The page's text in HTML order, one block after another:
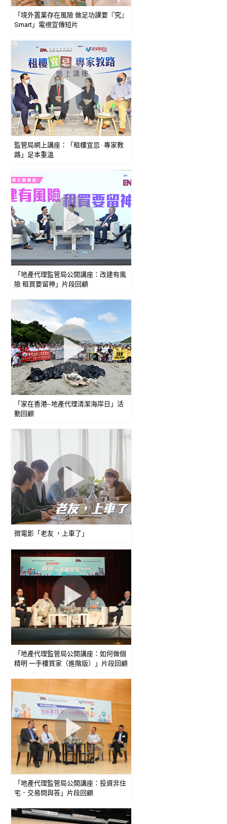
「境外置業存在風險 做足功課要『究』
Smart」電視宣傳短片
監管局網上講座：「租樓宜忌 ‧ 專家教
路」足本重溫
「地產代理監管局公開講座：改建有風
險 租買要留神」片段回顧
「家在香港--地產代理清潔海岸日」活
動回顧
微電影「老友 ，上車了」
「地產代理監管局公開講座：如何做個
精明 一手樓買家（進階版）」片段回顧
「地產代理監管局公開講座：投資非住
宅．交易問與答」片段回顧